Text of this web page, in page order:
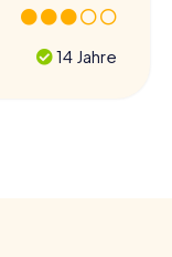
14 Jahre